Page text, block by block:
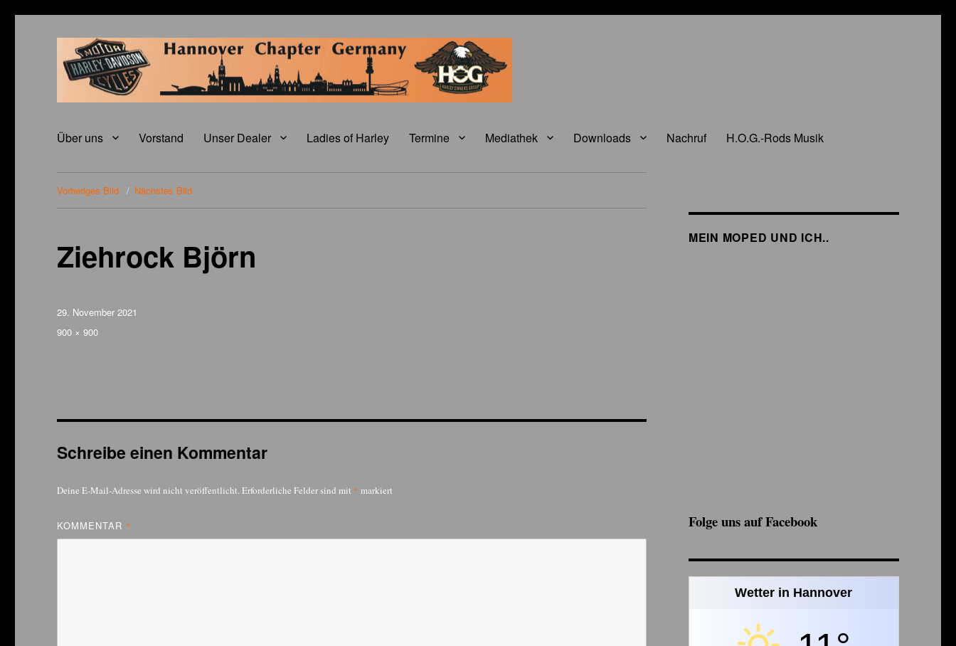
Über uns Vorstand Unser Dealer Ladies of Harley Termine Mediathek Downloads Nachruf H.O.G.-Rods Musik
Vorheriges Bild Nächstes Bild
Ziehrock Björn
Veröffentlicht
am
29. November 2021
Volle
900 × 900
Schreibe einen Kommentar
Deine E-Mail-Adresse wird nicht veröffentlicht. Erforderliche Felder sind mit * markiert
KOMMENTAR *
MEIN MOPED UND ICH..
Folge uns auf Facebook
Wetter in Hannover